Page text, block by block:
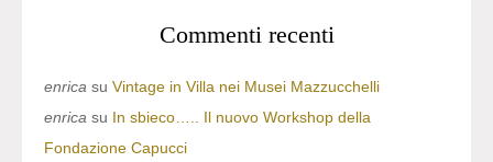
Commenti recenti
enrica su Vintage in Villa nei Musei Mazzucchelli
enrica su In sbieco….. Il nuovo Workshop della
Fondazione Capucci